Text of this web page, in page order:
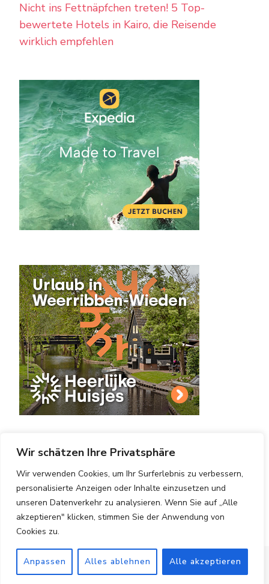
Wir schätzen Ihre Privatsphäre
Wir verwenden Cookies, um Ihr Surferlebnis zu verbessern,
personalisierte Anzeigen oder Inhalte einzusetzen und
unseren Datenverkehr zu analysieren. Wenn Sie auf „Alle
akzeptieren" klicken, stimmen Sie der Anwendung von
Cookies zu.
Anpassen Alles ablehnen Alle akzeptieren
Nicht ins Fettnäpfchen treten! 5 Top-
bewertete Hotels in Kairo, die Reisende
wirklich empfehlen
Copyright © 2025 Hotels Vergleichen.Impressum|
Datenschutzerklärung
Blossom PinThis | Entwickelt
vonBlossom Themes. Bereitgestellt vonWordPress